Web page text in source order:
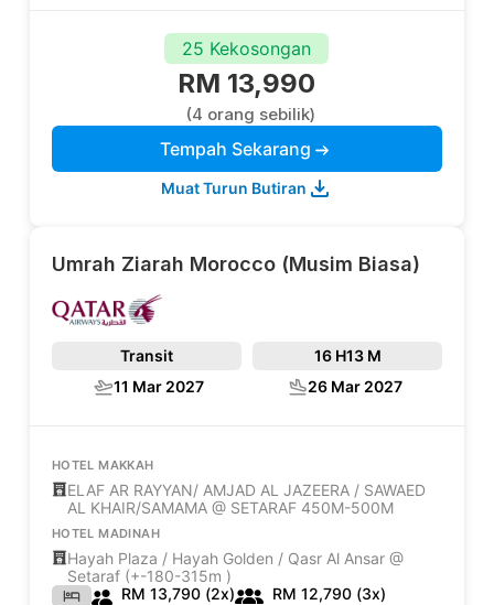
25 Kekosongan
RM 13,990
(4 orang sebilik)
Tempah Sekarang
Muat Turun Butiran
Umrah Ziarah Morocco (Musim Biasa)
Transit 16 H13 M
11 Mar 2027
26 Mar 2027
HOTEL MAKKAH
ELAF AR RAYYAN/ AMJAD AL JAZEERA / SAWAED
AL KHAIR/SAMAMA @ SETARAF 450M-500M
HOTEL MADINAH
Hayah Plaza / Hayah Golden / Qasr Al Ansar @
Setaraf (+-180-315m )
RM 13,790 (2x)
RM 12,790 (3x)